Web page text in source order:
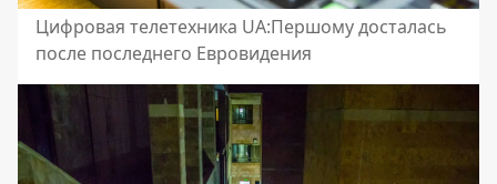
Цифровая телетехника UA:Першому досталась
после последнего Евровидения